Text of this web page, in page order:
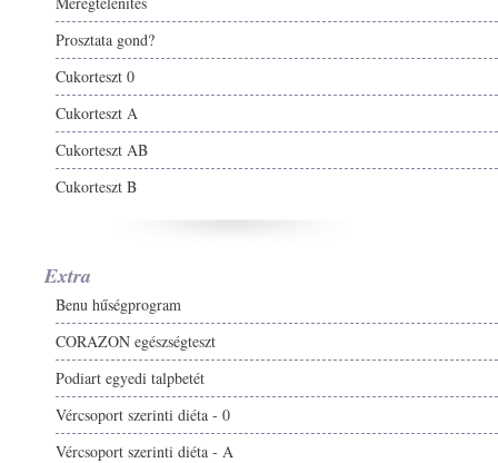
Prosztata gond?
Cukorteszt 0
Cukorteszt A
Cukorteszt AB
Cukorteszt B
Extra
Benu hűségprogram
CORAZON egészségteszt
Podiart egyedi talpbetét
Vércsoport szerinti diéta - 0
Vércsoport szerinti diéta - A